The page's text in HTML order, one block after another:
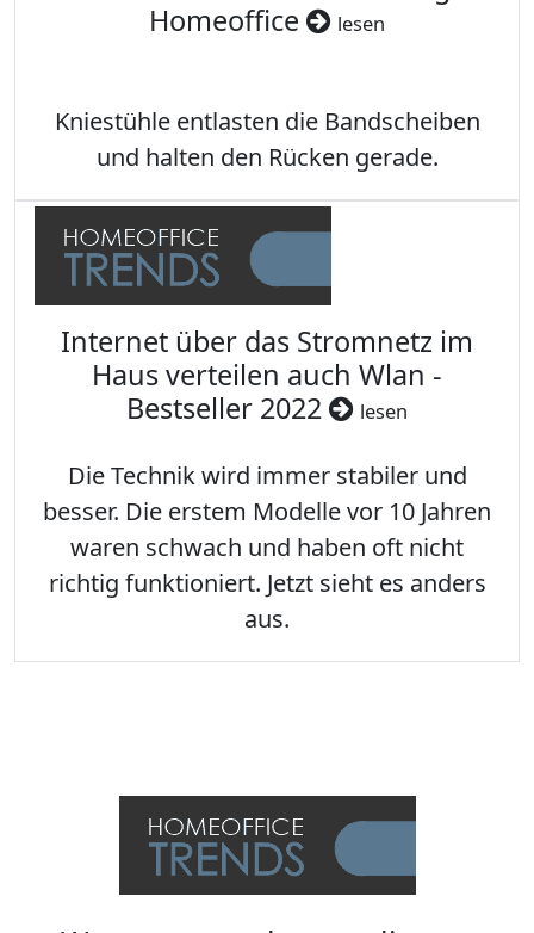
Homeoffice
lesen
Kniestühle entlasten die Bandscheiben
und halten den Rücken gerade.
Internet über das Stromnetz im
Haus verteilen auch Wlan -
Bestseller 2022
lesen
Die Technik wird immer stabiler und
besser. Die erstem Modelle vor 10 Jahren
waren schwach und haben oft nicht
richtig funktioniert. Jetzt sieht es anders
aus.